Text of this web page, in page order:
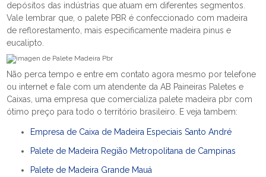
depósitos das indústrias que atuam em diferentes segmentos.
Vale lembrar que, o palete PBR é confeccionado com madeira
de reflorestamento, mais especificamente madeira pinus e
eucalipto.
Não perca tempo e entre em contato agora mesmo por telefone
ou internet e fale com um atendente da AB Paineiras Paletes e
Caixas, uma empresa que comercializa palete madeira pbr com
ótimo preço para todo o território brasileiro. E veja tambem:
Empresa de Caixa de Madeira Especiais Santo André
Palete de Madeira Região Metropolitana de Campinas
Palete de Madeira Grande Mauá